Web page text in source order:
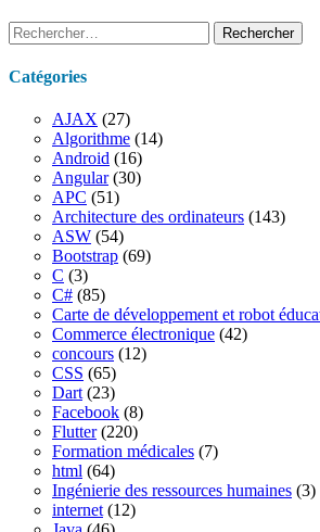
Rechercher :
Catégories
AJAX (27)
Algorithme (14)
Android (16)
Angular(30)
APC (51)
Architecture des ordinateurs (143)
ASW (54)
Bootstrap (69)
C (3)
C# (85)
Carte de développement et robot
Commerce électronique (42)
concours (12)
CSS (65)
Dart (23)
Facebook (8)
Flutter(220)
Formation médicales (7)
html (64)
Ingénierie des ressources humaines (3)
internet (12)